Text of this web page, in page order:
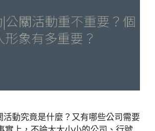
活動究竟是什麼？又有哪些公司需要